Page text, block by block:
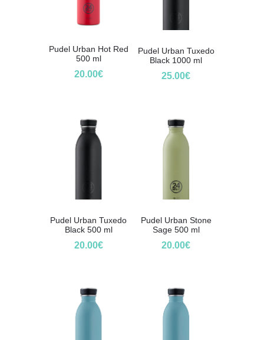
Pudel Urban Hot Red
500 ml
20.00€
Pudel Urban Tuxedo
Black 1000 ml
25.00€
Pudel Urban Tuxedo
Black 500 ml
20.00€
Pudel Urban Stone
Sage 500 ml
20.00€